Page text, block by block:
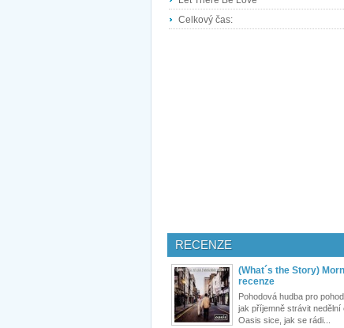
Celkový čas:
RECENZE
(What´s the Story)
recenze
Pohodová hudba pro
jak příjemně strávit nedělní
Oasis sice, jak se rádi...